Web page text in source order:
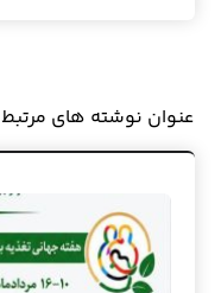
عنوان ‫نوشته های مرتبط